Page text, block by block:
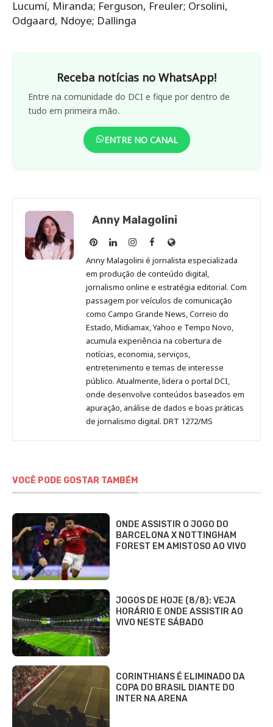
Lucumí, Miranda; Ferguson, Freuler; Orsolini,
Odgaard, Ndoye; Dallinga
Receba notícias no WhatsApp!
Entre na comunidade do DCI e fique por dentro de
tudo em primeira mão.
ENTRE NO CANAL
Anny Malagolini
Anny
Malagolini
no
Pinterest
Anny
Malagolini
no
LinkedIn
Anny
Malagolini
no
Instagram
Anny
Malagolini
no
Facebook
Site
de
Anny
Malagolini
Anny Malagolini é jornalista especializada
em produção de conteúdo digital,
jornalismo online e estratégia editorial. Com
passagem por veículos de comunicação
como Campo Grande News, Correio do
Estado, Midiamax, Yahoo e Tempo Novo,
acumula experiência na cobertura de
notícias, economia, serviços,
entretenimento e temas de interesse
público. Atualmente, lidera o portal DCI,
onde desenvolve conteúdos baseados em
apuração, análise de dados e boas práticas
de jornalismo digital. DRT 1272/MS
VOCÊ PODE GOSTAR TAMBÉM
ONDE ASSISTIR O JOGO DO
BARCELONA X NOTTINGHAM
FOREST EM AMISTOSO AO VIVO
JOGOS DE HOJE (8/8): VEJA
HORÁRIO E ONDE ASSISTIR AO
VIVO NESTE SÁBADO
CORINTHIANS É ELIMINADO DA
COPA DO BRASIL DIANTE DO
INTER NA ARENA